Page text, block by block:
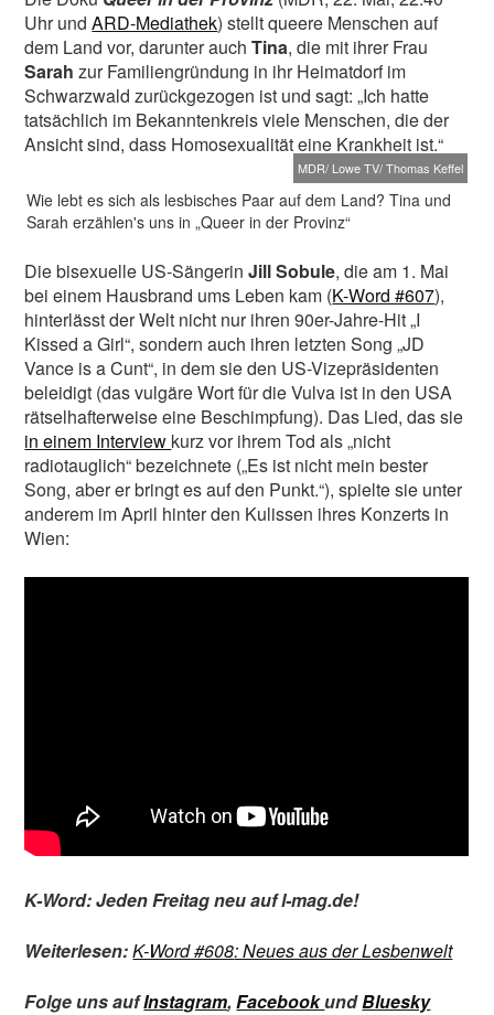
Uhr undARD-Mediathek) stellt queere Menschen auf
dem Land vor, darunter auchTina, die mit ihrer Frau
Sarahzur Familiengründung in ihr Heimatdorf im
Schwarzwald zurückgezogen ist und sagt: „Ich hatte
tatsächlich im Bekanntenkreis viele Menschen, die der
Ansicht sind, dass Homosexualität eine Krankheit ist.“
MDR/ Lowe TV/ Thomas Keffel
Wie lebt es sich als lesbisches Paar auf dem Land? Tina und
Sarah erzählen's uns in „Queer in der Provinz“
Die bisexuelle US-SängerinJill Sobule, die am 1. Mai
bei einem Hausbrand ums Leben kam (K-Word #607),
hinterlässt der Welt nicht nur ihren 90er-Jahre-Hit „I
Kissed a Girl“, sondern auch ihren letzten Song „JD
Vance is a Cunt“, in dem sie den US-Vizepräsidenten
beleidigt (das vulgäre Wort für die Vulva ist in den USA
rätselhafterweise eine Beschimpfung). Das Lied, das sie
in einem Interview kurz vor ihrem Tod als „nicht
radiotauglich“ bezeichnete („Es ist nicht mein bester
Song, aber er bringt es auf den Punkt.“), spielte sie unter
anderem im April hinter den Kulissen ihres Konzerts in
Wien:
K-Word: Jeden Freitag neu auf l-mag.de!
Weiterlesen:K-Word #608: Neues aus der Lesbenwelt
Folge uns aufInstagram,FacebookundBluesky